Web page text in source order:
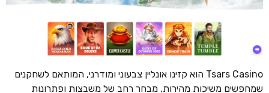
Tsars Casino הוא קזינו אונליין צבעוני ומודרני, המותאם לשחקנים
שמחפשים משיכות מהירות, מבחר רחב של משבצות ופתרונות